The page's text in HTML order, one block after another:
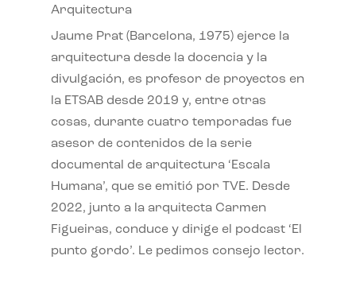
Arquitectura
Jaume Prat (Barcelona, 1975) ejerce la
arquitectura desde la docencia y la
divulgación, es profesor de proyectos en
la ETSAB desde 2019 y, entre otras
cosas, durante cuatro temporadas fue
asesor de contenidos de la serie
documental de arquitectura ‘Escala
Humana’, que se emitió por TVE. Desde
2022, junto a la arquitecta Carmen
Figueiras, conduce y dirige el podcast ‘El
punto gordo’. Le pedimos consejo lector.